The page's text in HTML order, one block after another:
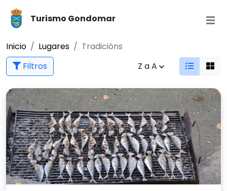
Turismo Gondomar
Inicio Lugares
Tradicións
Filtros
Z a A